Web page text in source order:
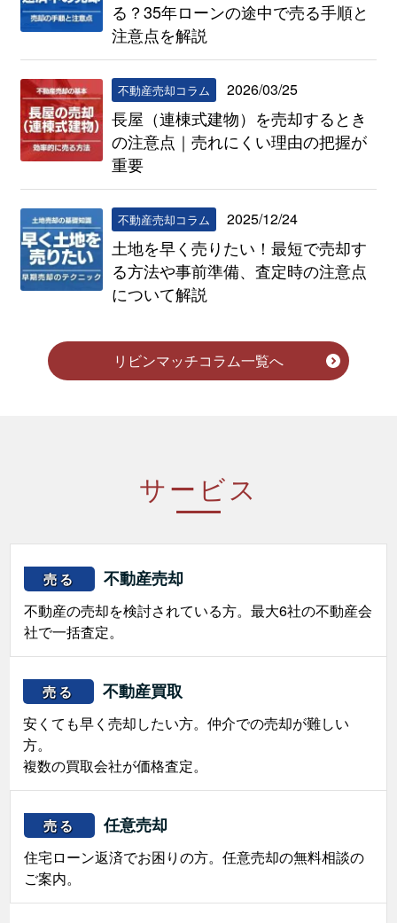
る？35年ローンの途中で売る手順と
注意点を解説
不動産売却コラム 2026/03/25
長屋（連棟式建物）を売却するとき
の注意点｜売れにくい理由の把握が
重要
不動産売却コラム 2025/12/24
土地を早く売りたい！最短で売却す
る方法や事前準備、査定時の注意点
について解説
リビンマッチコラム一覧へ
サービス
売る 不動産売却
不動産の売却を検討されている方。最大6社の不動産会
社で一括査定。
売る 不動産買取
安くても早く売却したい方。仲介での売却が難しい
方。
複数の買取会社が価格査定。
売る 任意売却
住宅ローン返済でお困りの方。任意売却の無料相談の
ご案内。